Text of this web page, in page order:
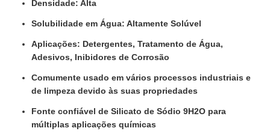
Densidade: Alta
Solubilidade em Água: Altamente Solúvel
Aplicações: Detergentes, Tratamento de Água,
Adesivos, Inibidores de Corrosão
Comumente usado em vários processos industriais e
de limpeza devido às suas propriedades
Fonte confiável de Silicato de Sódio 9H2O para
múltiplas aplicações químicas